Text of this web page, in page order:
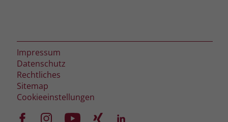
Impressum
Datenschutz
Rechtliches
Sitemap
Cookieeinstellungen